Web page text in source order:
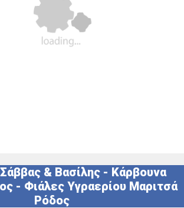
& Βασίλης - Κάρβουνα
- Φιάλες Υγραερίου Μαριτσά
Ρόδος